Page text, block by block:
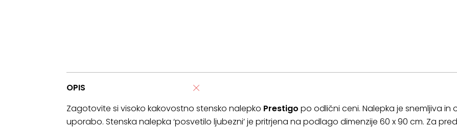
OPIS
Zagotovite si visoko kakovostno stensko nalepko Prestigo po odlični ceni. Nalepka je snemljiva
uporabo. Stenska nalepka ‘posvetilo ljubezni’ je pritrjena na podlago dimenzije 60 x 90 cm. Za